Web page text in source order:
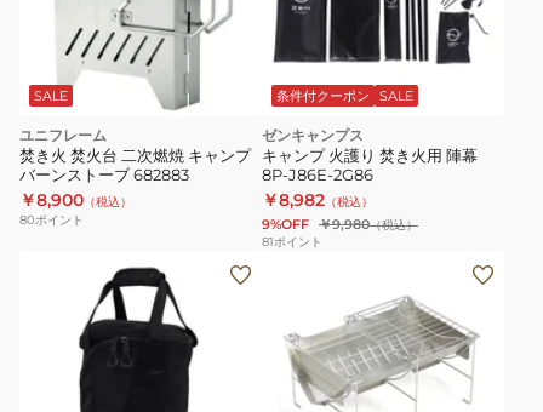
SALE
ユニフレーム
焚き火 焚火台 二次燃焼 キャンプ
バーンストーブ 682883
￥8,900 （税込）
80ポイント
条件付クーポン SALE
ゼンキャンプス
キャンプ 火護り 焚き火用 陣幕
8P-J86E-2G86
￥8,982 （税込）
9%OFF ￥9,980（税込）
81ポイント